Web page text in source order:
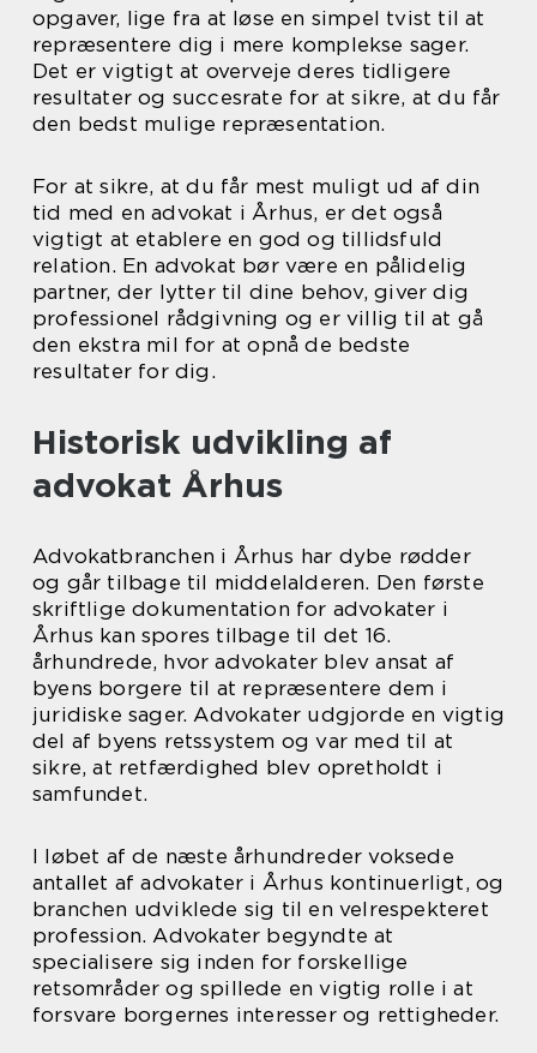
opgaver, lige fra at løse en simpel tvist til at
repræsentere dig i mere komplekse sager.
Det er vigtigt at overveje deres tidligere
resultater og succesrate for at sikre, at du får
den bedst mulige repræsentation.
For at sikre, at du får mest muligt ud af din
tid med en advokat i Århus, er det også
vigtigt at etablere en god og tillidsfuld
relation. En advokat bør være en pålidelig
partner, der lytter til dine behov, giver dig
professionel rådgivning og er villig til at gå
den ekstra mil for at opnå de bedste
resultater for dig.
Historisk udvikling af
advokat Århus
Advokatbranchen i Århus har dybe rødder
og går tilbage til middelalderen. Den første
skriftlige dokumentation for advokater i
Århus kan spores tilbage til det 16.
århundrede, hvor advokater blev ansat af
byens borgere til at repræsentere dem i
juridiske sager. Advokater udgjorde en vigtig
del af byens retssystem og var med til at
sikre, at retfærdighed blev opretholdt i
samfundet.
I løbet af de næste århundreder voksede
antallet af advokater i Århus kontinuerligt, og
branchen udviklede sig til en velrespekteret
profession. Advokater begyndte at
specialisere sig inden for forskellige
retsområder og spillede en vigtig rolle i at
forsvare borgernes interesser og rettigheder.